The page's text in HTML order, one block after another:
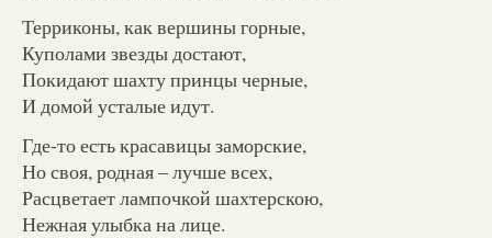
Терриконы, как вершины горные,
Куполами звезды достают,
Покидают шахту принцы черные,
И домой усталые идут.
Где-то есть красавицы заморские,
Но своя, родная – лучше всех,
Расцветает лампочкой шахтерскою,
Нежная улыбка на лице.